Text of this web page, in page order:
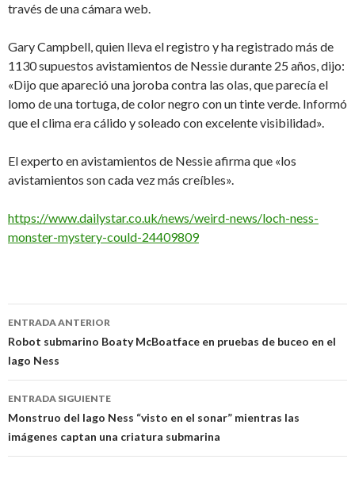
través de una cámara web.
Gary Campbell, quien lleva el registro y ha registrado más de
1130 supuestos avistamientos de Nessie durante 25 años, dijo:
«Dijo que apareció una joroba contra las olas, que parecía el
lomo de una tortuga, de color negro con un tinte verde. Informó
que el clima era cálido y soleado con excelente visibilidad».
El experto en avistamientos de Nessie afirma que «los
avistamientos son cada vez más creíbles».
https://www.dailystar.co.uk/news/weird-news/loch-ness-
monster-mystery-could-24409809
Navegación
de
entradas
ENTRADA ANTERIOR
Robot submarino Boaty McBoatface en pruebas de buceo en el
lago Ness
ENTRADA SIGUIENTE
Monstruo del lago Ness “visto en el sonar” mientras las
imágenes captan una criatura submarina